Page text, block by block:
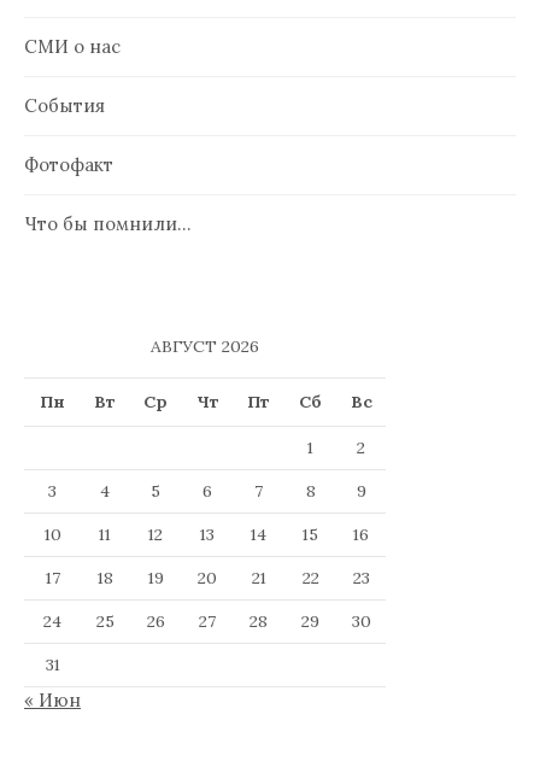
СМИ о нас
События
Фотофакт
Что бы помнили…
АВГУСТ 2026
Пн Вт Ср Чт Пт Сб Вс
1
2
3
4 5 6 7 8
9
10
11 12 13 14 15
16
17
18 19 20 21 22
23
24
25 26 27 28 29
30
31
« Июн